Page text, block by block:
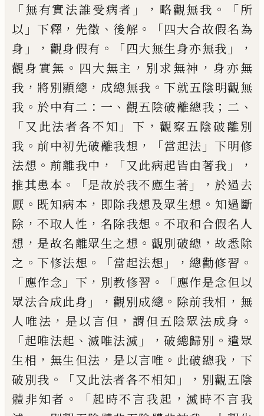
「無有實法誰受病者 」， 略觀無我 。「所
以 」 下釋 ， 先徵 、 後解 。「四大合故假名為
身 」， 觀身假有 。「四大無生身亦無我 」，
觀身實無 。 四大無主 ， 別求無神 ， 身亦無
我 ， 將別顯總 ， 成總無我 。 下就五陰明觀無
我 。 於中有二 ： 一 、 觀五陰破離總我 ； 二 、
「又此法者各不知 」 下 ， 觀察五陰破離別
我 。前中初先破離我想 ，「當起法 」 下明修
法想 。 前離我中 ，「又此病起皆由著我 」，
推其患本 。「是故於我不應生著 」， 於過去
厭 。 既知病本 ， 即除我想及眾生想 。 知過斷
除 ，不取人性 ， 名除我想 。不取和合假名人
想 ， 是故名離眾生之想 。 觀別破總 ，故悉除
之 。 下修法想 。「當起法想 」， 總勸修習 。
「應作念 」 下 ， 別教修習 。「應作是念但以
眾法合成此身 」，觀別成總 。 除前我相 ， 無
人唯法 ， 是以言但 ，謂但五陰眾法成身 。
「起唯法起 、滅唯法滅 」，破總歸別 。 遣眾
生相 ， 無生但法 ， 是以言唯 。 此破總我 ， 下
破別我 。「又此法者各不相知 」， 別觀五陰
體非知者 。「起時不言我起 ，滅時不言我